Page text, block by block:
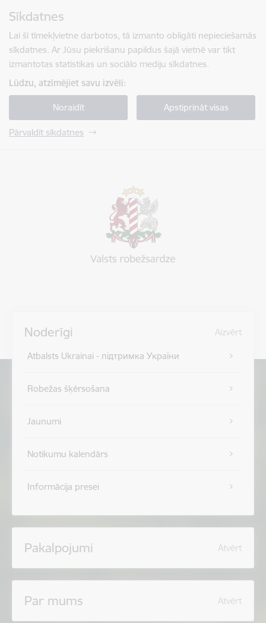
Sīkdatnes
Lai šī tīmekļvietne darbotos, tā izmanto obligāti nepieciešamās
sīkdatnes. Ar Jūsu piekrišanu papildus šajā vietnē var tikt
izmantotas statistikas un sociālo mediju sīkdatnes.
Lūdzu, atzīmējiet savu izvēli:
Noraidīt Apstiprināt visas
Pārvaldīt sīkdatnes
Noderīgi Aizvērt
Atbalsts Ukrainai - підтримка України
Robežas šķērsošana
Jaunumi
Notikumu kalendārs
Informācija presei
Pakalpojumi Atvērt
Par mums Atvērt